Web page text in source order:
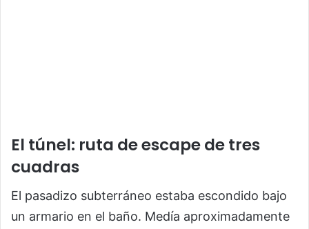
El túnel: ruta de escape de tres
cuadras
El pasadizo subterráneo estaba escondido bajo
un armario en el baño. Medía aproximadamente